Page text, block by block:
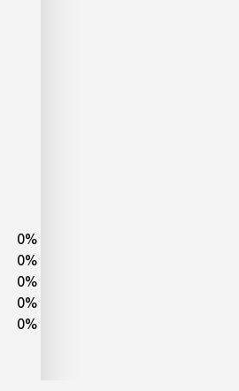
0%
0%
0%
0%
0%